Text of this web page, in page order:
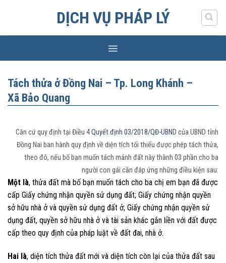
DỊCH VỤ PHÁP LÝ
Tách thửa ở Đồng Nai – Tp. Long Khánh –
Xã Bảo Quang
Căn cứ quy định tại Điều 4Quyết định 03/2018/QĐ-UBND của UBND tỉnh
Đồng Nai ban hành quy định về diện tích tối thiểu được phép tách thửa,
theo đó, nếu bố bạn muốn tách mảnh đất này thành 03 phần cho ba
người con gái cần đáp ứng những điều kiện sau:
Một là, thửa đất mà bố bạn muốn tách cho ba chị em bạn đã được
cấp Giấy chứng nhận quyền sử dụng đất; Giấy chứng nhận quyền
sở hữu nhà ở và quyền sử dụng đất ở; Giấy chứng nhận quyền sử
dụng đất, quyền sở hữu nhà ở và tài sản khác gắn liền với đất được
cấp theo quy định của pháp luật về đất đai, nhà ở.
Hai là, diện tích thửa đất mới và diện tích còn lại của thửa đất sau